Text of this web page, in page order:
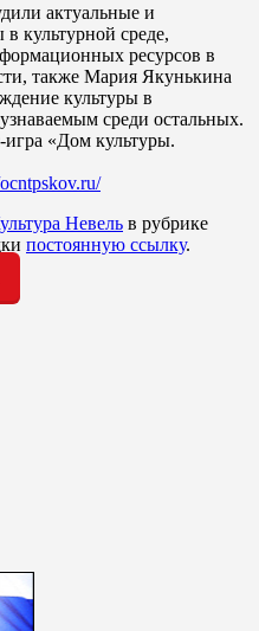
актуальные и
культурной среде,
ресурсов в
также Мария Якунькина
культуры в
среди остальных.
«Дом культуры.
Невель в рубрике
постоянную ссылку.